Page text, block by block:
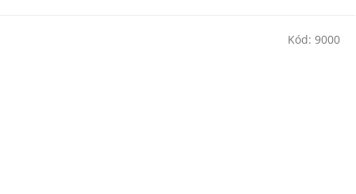
Kód: 9000